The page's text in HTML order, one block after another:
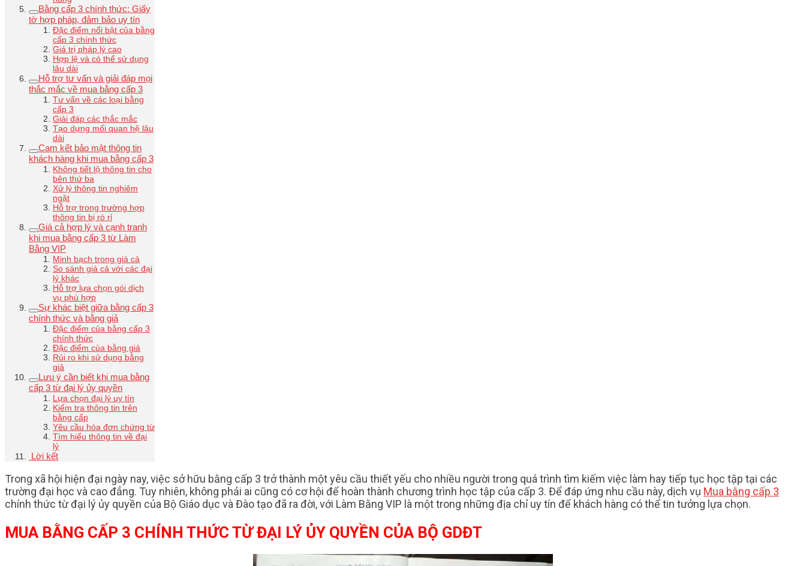
Bằng cấp 3 chính thức: Giấy
tờ hợp pháp, đảm bảo uy tín
Đặc điểm nổi bật của bằng
cấp 3 chính thức
Giá trị pháp lý cao
Hợp lệ và có thể sử dụng
lâu dài
Hỗ trợ tư vấn và giải đáp mọi
thắc mắc về mua bằng cấp 3
Tư vấn về các loại bằng
cấp 3
Giải đáp các thắc mắc
Tạo dựng mối quan hệ lâu
dài
Cam kết bảo mật thông tin
khách hàng khi mua bằng cấp 3
Không tiết lộ thông tin cho
bên thứ ba
Xử lý thông tin nghiêm
ngặt
Hỗ trợ trong trường hợp
thông tin bị rò rỉ
Giá cả hợp lý và cạnh tranh
khi mua bằng cấp 3 từ Làm
Bằng VIP
Minh bạch trong giá cả
So sánh giá cả với các đại
lý khác
Hỗ trợ lựa chọn gói dịch
vụ phù hợp
Sự khác biệt giữa bằng cấp 3
chính thức và bằng giả
Đặc điểm của bằng cấp 3
chính thức
Đặc điểm của bằng giả
Rủi ro khi sử dụng bằng
giả
Lưu ý cần biết khi mua bằng
cấp 3 từ đại lý ủy quyền
Lựa chọn đại lý uy tín
Kiểm tra thông tin trên
bằng cấp
Yêu cầu hóa đơn chứng từ
Tìm hiểu thông tin về đại
lý
Lời kết
Trong xã hội hiện đại ngày nay, việc sở hữu bằng cấp 3 trở thành một yêu cầu thiết yếu cho nhiều người trong quá trình tìm kiếm việc làm hay tiếp tục học tập tại các
trường đại học và cao đẳng. Tuy nhiên, không phải ai cũng có cơ hội để hoàn thành chương trình học tập của cấp 3. Để đáp ứng nhu cầu này, dịch vụ Mua bằng cấp 3
chính thức từ đại lý ủy quyền của Bộ Giáo dục và Đào tạo đã ra đời, với Làm Bằng VIP là một trong những địa chỉ uy tín để khách hàng có thể tin tưởng lựa chọn.
MUA BẰNG CẤP 3 CHÍNH THỨC TỪ ĐẠI LÝ ỦY QUYỀN CỦA BỘ GDĐT